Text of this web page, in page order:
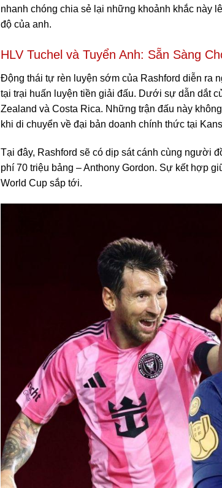
nhanh chóng chia sẻ lại những khoảnh khắc này
độ của anh.
HLV Tuchel và Tuyển Anh: Sẵn Sàng
Động thái tự rèn luyện sớm của Rashford diễn ra
tại trại huấn luyện tiền giải đấu. Dưới sự dẫn dắt
Zealand và Costa Rica. Những trận đấu này
khi di chuyển về đại bản doanh chính thức tại
Tại đây, Rashford sẽ có dịp sát cánh cùng người
phí 70 triệu bảng – Anthony Gordon. Sự kết hợp
World Cup sắp tới.